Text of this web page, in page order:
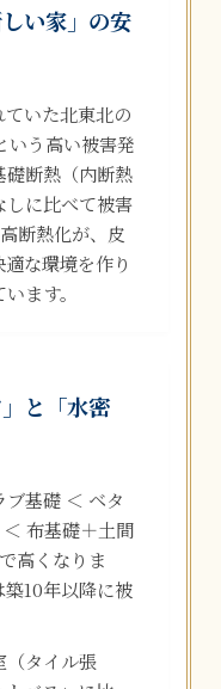
い家」の安
いた北東北の
いう高い被害発
礎断熱（内断熱
しに比べて被害
断熱化が、皮
な環境を作り
ます。
と「水密
基礎 ＜ ベタ
布基礎＋土間
高くなりま
10年以降に被
（タイル張